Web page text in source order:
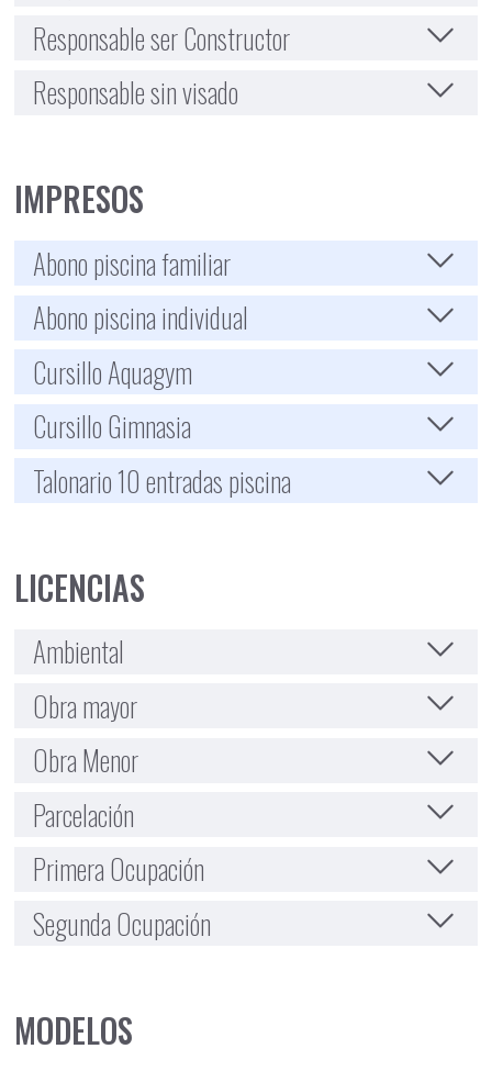
Responsable ser Constructor
Responsable sin visado
IMPRESOS
Abono piscina familiar
Abono piscina individual
Cursillo Aquagym
Cursillo Gimnasia
Talonario 10 entradas piscina
LICENCIAS
Ambiental
Obra mayor
Obra Menor
Parcelación
Primera Ocupación
Segunda Ocupación
MODELOS